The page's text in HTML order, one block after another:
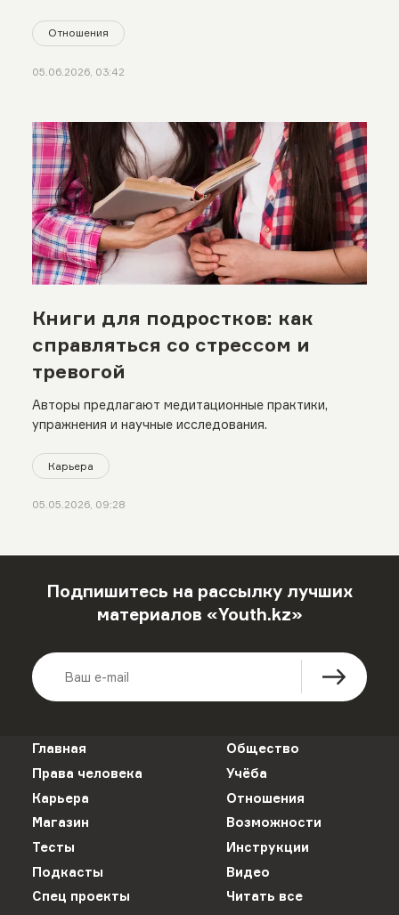
Отношения
05.06.2026, 03:42
Книги для подростков: как
справляться со стрессом и
тревогой
Авторы предлагают медитационные практики,
упражнения и научные исследования.
Карьера
05.05.2026, 09:28
Подпишитесь на рассылку лучших
материалов «Youth.kz»
Главная
Общество
Права человека
Учёба
Карьера
Отношения
Магазин
Возможности
Тесты
Инструкции
Подкасты
Видео
Спец проекты
Читать все